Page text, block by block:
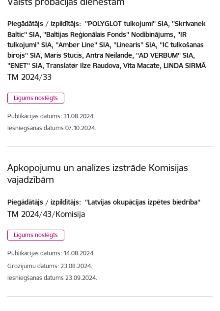
Piegādātājs / izpildītājs: ''POLYGLOT tulkojumi'' SIA, ''Skrivanek
Baltic'' SIA, ''Baltijas Reģionālais Fonds'' Nodibinājums, ''IR
tulkojumi'' SIA, ''Amber Line'' SIA, ''Linearis'' SIA, ''IC tulkošanas
birojs'' SIA, Māris Stucis, Antra Neilande, ''AD VERBUM'' SIA,
''ENET'' SIA, Translatør Ilze Raudova, Vita Macate, LINDA SIRMĀ
TM 2024/33
Līgums noslēgts
Publikācijas datums: 31.08.2024.
Iesniegšanas datums 07.10.2024.
Apkopojumu un analīzes izstrāde Komisijas
vajadzībām
Piegādātājs / izpildītājs: ''Latvijas okupācijas izpētes biedrība''
TM 2024/43/Komisija
Līgums noslēgts
Publikācijas datums: 14.08.2024.
Grozījumu datums: 23.08.2024.
Iesniegšanas datums 23.09.2024.